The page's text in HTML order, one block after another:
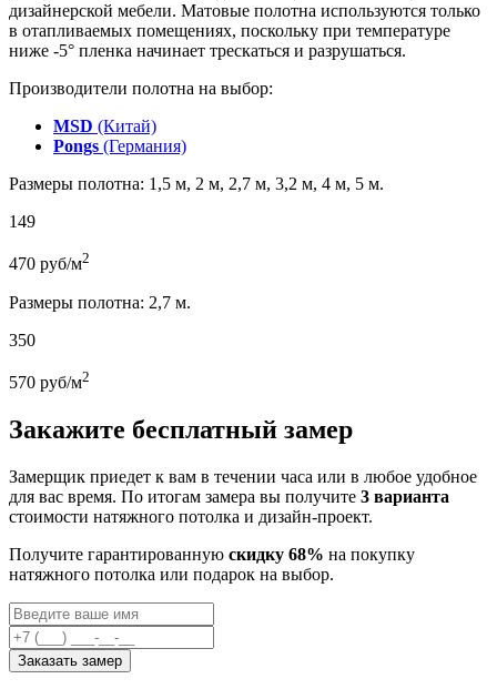
дизайнерской мебели. Матовые полотна используются только
в отапливаемых помещениях, поскольку при температуре
ниже -5° пленка начинает трескаться и разрушаться.
Производители полотна на выбор:
MSD (Китай)
Pongs (Германия)
Размеры полотна: 1,5 м, 2 м, 2,7 м, 3,2 м, 4 м, 5 м.
149
470 руб/м2
Размеры полотна: 2,7 м.
350
570 руб/м2
Закажите бесплатный замер
Замерщик приедет к вам в течении часа или в любое удобное
для вас время. По итогам замера вы получите 3 варианта
стоимости натяжного потолка и дизайн-проект.
Получите гарантированную скидку 68% на покупку
натяжного потолка или подарок на выбор.
Заказать замер